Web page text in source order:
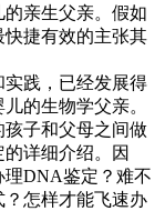
亲生父亲。假如
捷有效的主张其
践，已经发展得
的生物学父亲。
子和父母之间做
详细介绍。因
理DNA鉴定？难不
怎样才能飞速办